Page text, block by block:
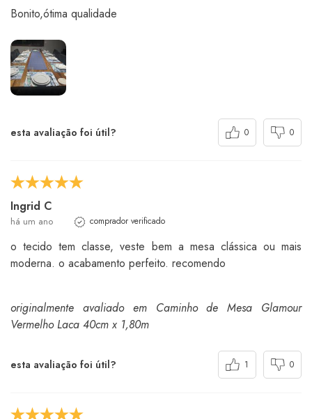
Bonito,ótima qualidade
esta avaliação foi útil? 0 0
Ingrid C
há um ano comprador verificado
o tecido tem classe, veste bem a mesa clássica ou mais
moderna. o acabamento perfeito. recomendo
originalmente avaliado em Caminho de Mesa Glamour
Vermelho Laca 40cm x 1,80m
esta avaliação foi útil? 1 0